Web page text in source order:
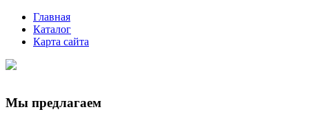
Главная
Каталог
Карта сайта
Мы предлагаем